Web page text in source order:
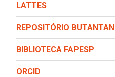
LATTES
REPOSITÓRIO BUTANTAN
BIBLIOTECA FAPESP
ORCID